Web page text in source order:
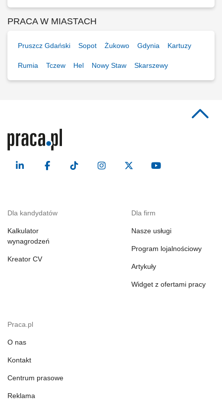
PRACA W MIASTACH
Pruszcz Gdański Sopot Żukowo Gdynia Kartuzy
Rumia Tczew Hel Nowy Staw Skarszewy
Dla kandydatów
Kalkulator
wynagrodzeń
Kreator CV
Dla firm
Nasze usługi
Program lojalnościowy
Artykuły
Widget z ofertami pracy
Praca.pl
O nas
Kontakt
Centrum prasowe
Reklama